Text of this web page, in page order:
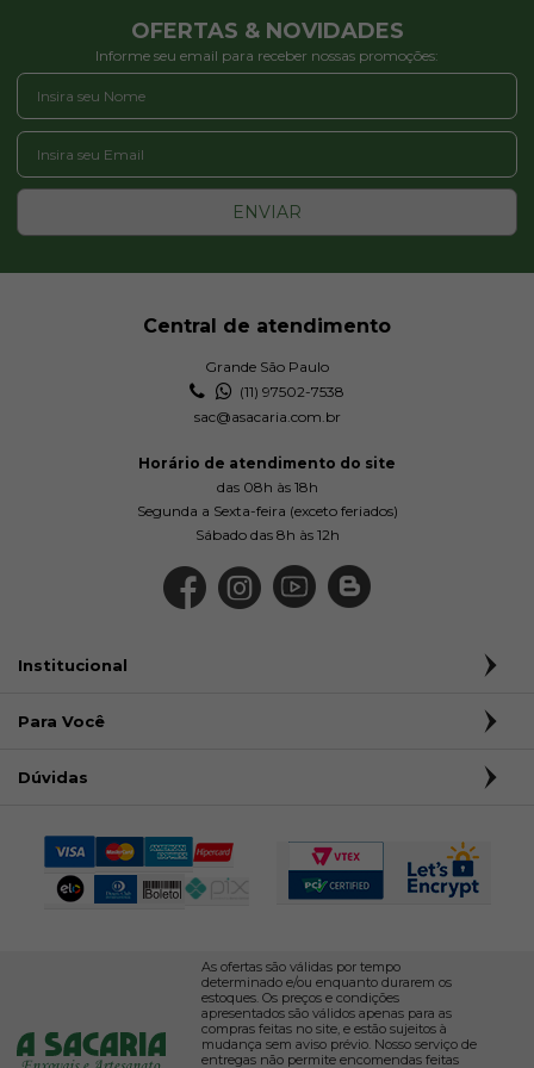
OFERTAS & NOVIDADES
Informe seu email para receber nossas promoções:
ENVIAR
Central de atendimento
Grande São Paulo
(11) 97502-7538
sac@asacaria.com.br
Horário de atendimento do site
das 08h às 18h
Segunda a Sexta-feira (exceto feriados)
Sábado das 8h às 12h
Institucional
Para Você
Dúvidas
As ofertas são válidas por tempo
determinado e/ou enquanto durarem os
estoques. Os preços e condições
apresentados são válidos apenas para as
compras feitas no site, e estão sujeitos à
mudança sem aviso prévio. Nosso serviço de
entregas não permite encomendas feitas